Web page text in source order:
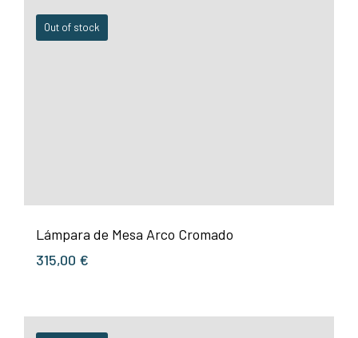
Out of stock
Lámpara de Mesa Arco Cromado
315,00 €